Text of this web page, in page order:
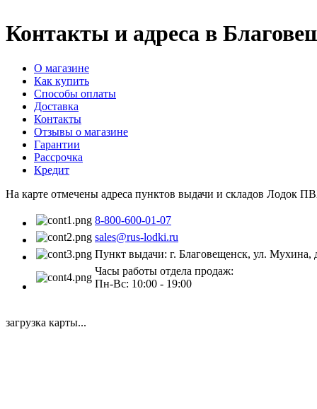
Контакты и адреса в
О магазине
Как купить
Способы оплаты
Доставка
Контакты
Отзывы о магазине
Гарантии
Рассрочка
Кредит
На карте отмечены адреса пунктов выдачи и складов Лодок
8-800-600-01-07
sales@rus-lodki.ru
Пункт выдачи: г. Благовещенск, ул.
Часы работы отдела продаж:
Пн-Вс: 10:00 - 19:00
загрузка карты...